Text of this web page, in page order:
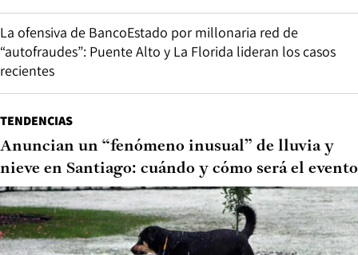
La ofensiva de BancoEstado por millonaria red de
“autofraudes”: Puente Alto y La Florida lideran los casos
recientes
TENDENCIAS
Anuncian un “fenómeno inusual” de lluvia y
nieve en Santiago: cuándo y cómo será el evento